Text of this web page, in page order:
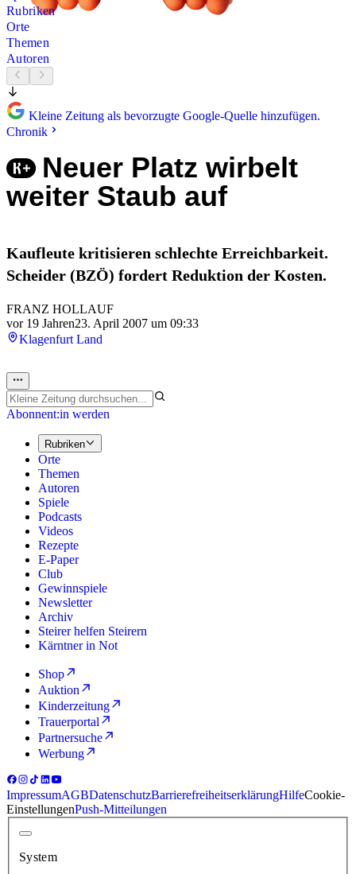
Rubriken
Orte
Themen
Autoren
Kleine Zeitung als bevorzugte Google-Quelle hinzufügen.
Chronik
Neuer Platz wirbelt
weiter Staub auf
Kaufleute kritisieren schlechte Erreichbarkeit.
Scheider (BZÖ) fordert Reduktion der Kosten.
FRANZ HOLLAUF
vor 19 Jahren23. April 2007 um 09:33
Klagenfurt Land
Abonnent:in werden
Rubriken
Orte
Themen
Autoren
Spiele
Podcasts
Videos
Rezepte
E-Paper
Club
Gewinnspiele
Newsletter
Archiv
Steirer helfen Steirern
Kärntner in Not
Shop
Auktion
Kinderzeitung
Trauerportal
Partnersuche
Werbung
ImpressumAGBDatenschutzBarrierefreiheitserklärungHilfeCookie-
EinstellungenPush-Mitteilungen
System